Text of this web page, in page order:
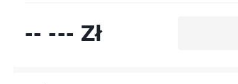
-- --- Zł